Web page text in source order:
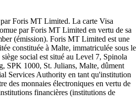
Foris MT Limited. La carte Visa
par Foris MT Limited en vertu de sa
(émission). Foris MT Limited est une
constituée à Malte, immatriculée sous le
social est situé au Level 7, Spinola
SPK 1000, St. Julians, Malte, dûment
Services Authority en tant qu'institution
des monnaies électroniques en vertu de
financières (institutions de